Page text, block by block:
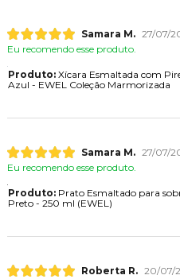
Samara M. 27/07/
Eu recomendo esse produto.
Produto:Xícara Esmaltada com
Azul - EWEL Coleção Marmorizada
Samara M. 27/07/
Eu recomendo esse produto.
Produto:Prato Esmaltado para
Preto - 250 ml (EWEL)
Roberta R. 20/07/